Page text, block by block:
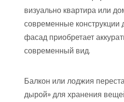
визуально квартира или
современные конструкции
фасад приобретает
современный вид.
Балкон или лоджия
дырой» для хранения